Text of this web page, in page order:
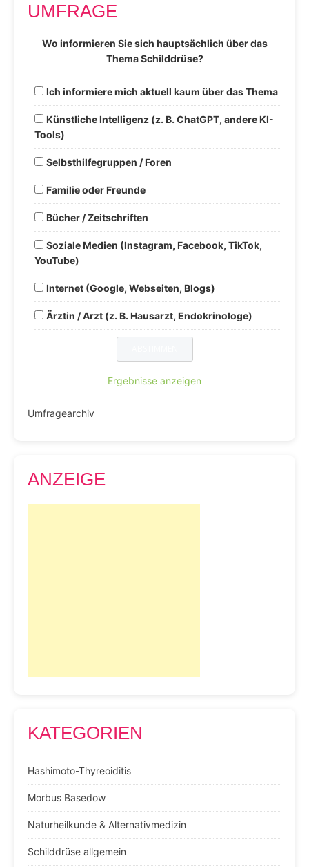
UMFRAGE
Wo informieren Sie sich hauptsächlich über das
Thema Schilddrüse?
Ich informiere mich aktuell kaum über das Thema
Künstliche Intelligenz (z. B. ChatGPT, andere KI-
Tools)
Selbsthilfegruppen / Foren
Familie oder Freunde
Bücher / Zeitschriften
Soziale Medien (Instagram, Facebook, TikTok,
YouTube)
Internet (Google, Webseiten, Blogs)
Ärztin / Arzt (z. B. Hausarzt, Endokrinologe)
Ergebnisse anzeigen
Umfragearchiv
ANZEIGE
KATEGORIEN
Hashimoto-Thyreoiditis
Morbus Basedow
Naturheilkunde & Alternativmedizin
Schilddrüse allgemein